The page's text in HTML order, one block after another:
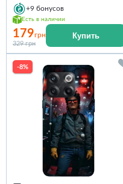
+9 бонусов
Есть в наличии
179грн
329 грн
Купить
-8%